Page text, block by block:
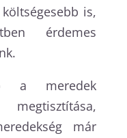
is,
érdemes
a meredek
már